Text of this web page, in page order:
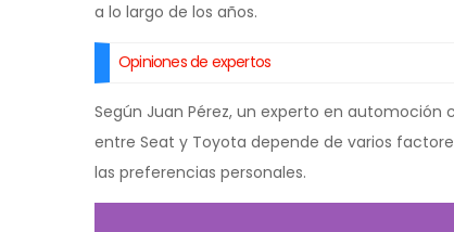
a lo largo de los años.
Opiniones de expertos
Según Juan Pérez, un experto en
entre Seat y Toyota depende de varios
las preferencias personales.